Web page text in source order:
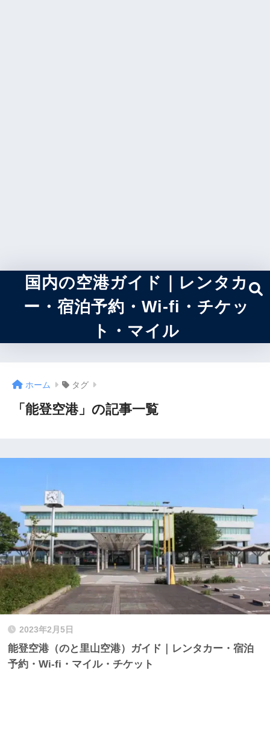
国内の空港ガイド｜レンタカ
ー・宿泊予約・Wi-fi・チケッ
ト・マイル
ホーム タグ
「能登空港」の記事一覧
2023年2月5日
能登空港（のと里山空港）ガイド｜レンタカー・宿泊
予約・Wi-fi・マイル・チケット